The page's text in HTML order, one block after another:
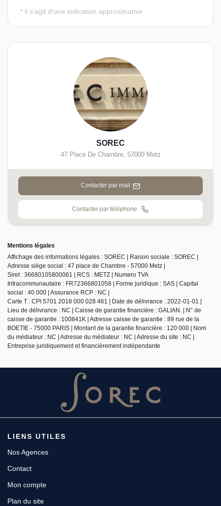
SOREC
47 Place De Chambre, 57000 Metz
Contacter par mail
Contacter par téléphone
Mentions légales
Affichage des informations légales : SOREC | Raison sociale : SOREC |
Adresse siège social : 47 place de Chambre - 57000 Metz |
Siret : 36680105800061 | RCS : METZ | Numero TVA
Intracommunautaire : FR72366801058 | Forme juridique : SAS | Capital
social : 40 000 | Assurance RCP : NC |
Carte T : CPI 5701 2018 000 028 461 | Date de délivrance : 2022-01-01 |
Lieu de délivrance : NC | Caisse de garantie financière : GALIAN. | N° de
caisse de garantie : 100841K | Adresse caisse de garantie : 89 rue de la
BOETIE - 75000 PARIS | Montant de la garantie financière : 120 000 | Nom
du médiateur : NC | Adresse du médiateur : NC | Adresse du site : NC |
Entreprise juridiquement et financièrement indépendante
LIENS UTILES
Nos Agences
Contact
Mon compte
Plan du site